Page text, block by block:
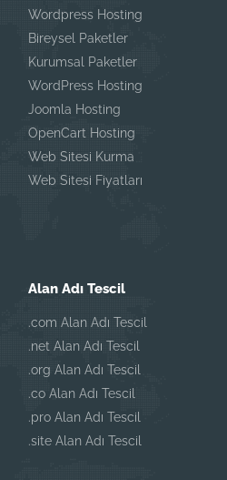
Wordpress Hosting
Bireysel Paketler
Kurumsal Paketler
WordPress Hosting
Joomla Hosting
OpenCart Hosting
Web Sitesi Kurma
Web Sitesi Fiyatları
Alan Adı Tescil
.com Alan Adı Tescil
.net Alan Adı Tescil
.org Alan Adı Tescil
.co Alan Adı Tescil
.pro Alan Adı Tescil
.site Alan Adı Tescil